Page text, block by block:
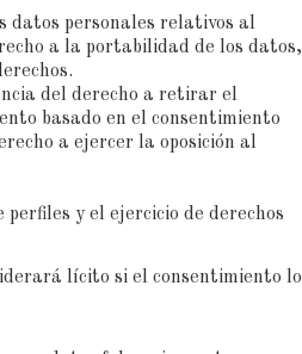
datos personales relativos al
a la portabilidad de los datos,
del derecho a retirar el
basado en el consentimiento
a ejercer la oposición al
y el ejercicio de derechos
lícito si el consentimiento lo